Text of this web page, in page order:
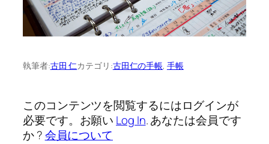
執筆者:古田 仁カテゴリ:古田仁の手帳, 手帳
このコンテンツを閲覧するにはログインが
必要です。お願い Log In. あなたは会員です
か ?会員について